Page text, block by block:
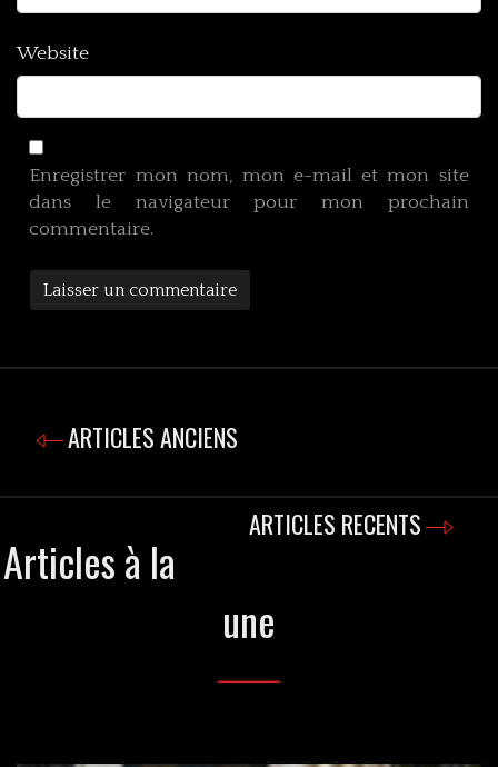
Website
Enregistrer mon nom, mon e-mail et mon site
dans le navigateur pour mon prochain
commentaire.
ARTICLES ANCIENS
ARTICLES RECENTS
Articles à la
une